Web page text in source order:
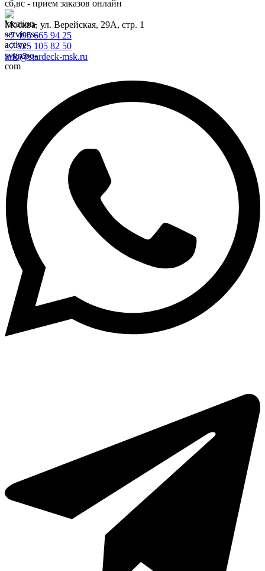
сб,вс - прием заказов онлайн
Москва, ул. Верейская, 29А, стр. 1
+7 495 665 94 25
+7 925 105 82 50
info@stardeck-msk.ru